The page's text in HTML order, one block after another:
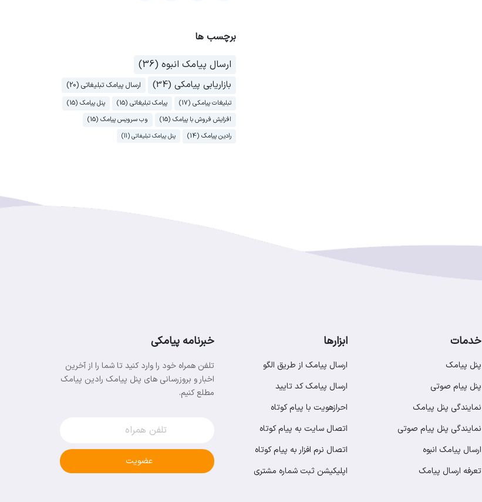
برچسب ها
ارسال پیامک انبوه (36)
بازاریابی پیامکی (34) ارسال پیامک تبلیغاتی (20)
تبلیغات پیامکی (17) پیامک تبلیغاتی (15)
پنل پیامک (15)
افزایش فروش با پیامک (15)
وب سرویس پیامک (15)
رادین پیامک (14)
پنل پیامک تبلیغاتی (11)
خدمات
پنل پیامک
پنل پیام صوتی
نمایندگی پنل پیامک
نمایندگی پنل پیام صوتی
ارسال پیامک انبوه
تعرفه ارسال پیامک
ابزارها
ارسال پیامک از طریق الگو
ارسال پیامک کد تایید
احرازهویت با پیام کوتاه
اتصال سایت به پیام کوتاه
اتصال نرم افزار به پیام کوتاه
اپلیکیشن ثبت شماره مشتری
خبرنامه پیامکی
تلفن همراه خود را وارد کنید تا شما را از آخرین
اخبار و بروزرسانی های پنل پیامک رادین پیامک
مطلع کنیم.
عضویت